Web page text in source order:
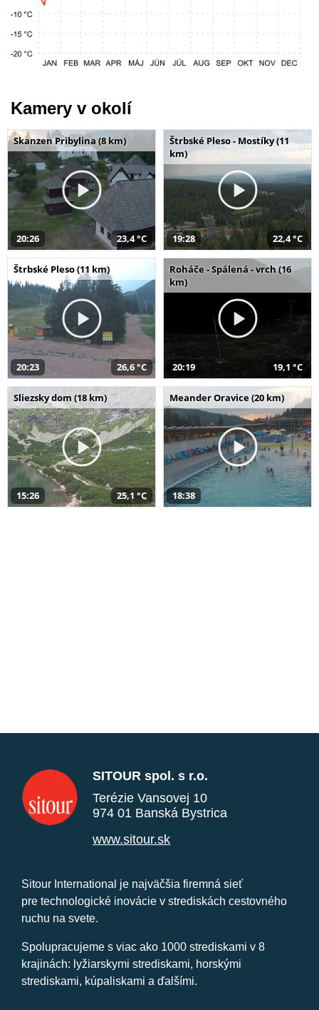
Kamery v okolí
Skanzen Pribylina (8 km)
20:26 23,4 °C
Štrbské Pleso - Mostíky (11
km)
19:28 22,4 °C
Štrbské Pleso (11 km)
20:23 26,6 °C
Roháče - Spálená - vrch (16
km)
20:19 19,1 °C
Sliezsky dom (18 km)
15:26 25,1 °C
Meander Oravice (20 km)
18:38
SITOUR spol. s r.o.
Terézie Vansovej 10
974 01 Banská Bystrica
www.sitour.sk
Sitour International je najväčšia firemná sieť
pre technologické inovácie v strediskách cestovného
ruchu na svete.
Spolupracujeme s viac ako 1000 strediskami v 8
krajinách: lyžiarskymi strediskami, horskými
strediskami, kúpaliskami a ďalšími.